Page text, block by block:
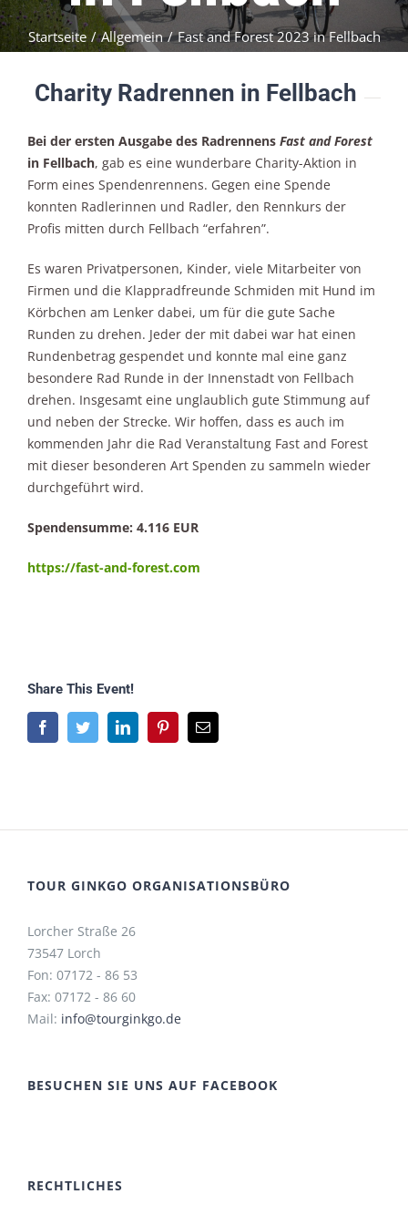
Startseite / Allgemein / Fast and Forest 2023 in Fellbach
Charity Radrennen in Fellbach
Bei der ersten Ausgabe des Radrennens Fast and Forest
in Fellbach, gab es eine wunderbare Charity-Aktion in
Form eines Spendenrennens. Gegen eine Spende
konnten Radlerinnen und Radler, den Rennkurs der
Profis mitten durch Fellbach “erfahren”.
Es waren Privatpersonen, Kinder, viele Mitarbeiter von
Firmen und die Klappradfreunde Schmiden mit Hund im
Körbchen am Lenker dabei, um für die gute Sache
Runden zu drehen. Jeder der mit dabei war hat einen
Rundenbetrag gespendet und konnte mal eine ganz
besondere Rad Runde in der Innenstadt von Fellbach
drehen. Insgesamt eine unglaublich gute Stimmung auf
und neben der Strecke. Wir hoffen, dass es auch im
kommenden Jahr die Rad Veranstaltung Fast and Forest
mit dieser besonderen Art Spenden zu sammeln wieder
durchgeführt wird.
Spendensumme: 4.116 EUR
https://fast-and-forest.com
Share This Event!
FacebookTwitterLinkedInPinterestE-
Mail
TOUR GINKGO ORGANISATIONSBÜRO
Lorcher Straße 26
73547 Lorch
Fon: 07172 - 86 53
Fax: 07172 - 86 60
Mail: info@tourginkgo.de
BESUCHEN SIE UNS AUF FACEBOOK
RECHTLICHES